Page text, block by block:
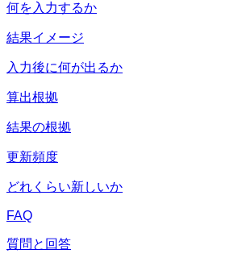
何を入力するか
結果イメージ
入力後に何が出るか
算出根拠
結果の根拠
更新頻度
どれくらい新しいか
FAQ
質問と回答